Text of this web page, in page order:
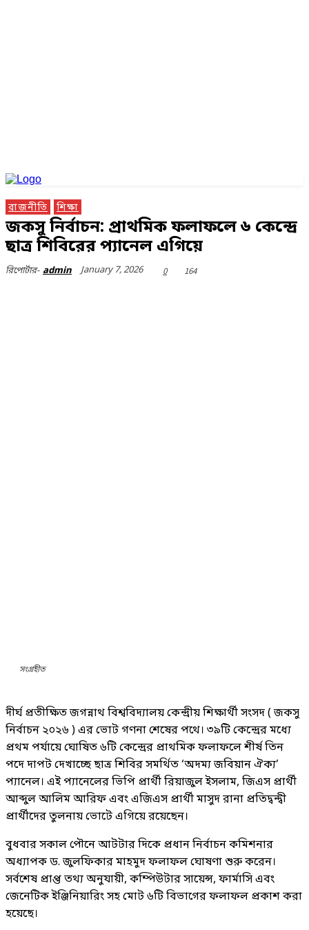
রাজনীতি শিক্ষা
জকসু নির্বাচন: প্রাথমিক ফলাফলে ৬ কেন্দ্রে
ছাত্র শিবিরের প্যানেল এগিয়ে
রিপোর্টার- admin January 7, 2026 0 164
সংগ্রহীত
দীর্ঘ প্রতীক্ষিত জগন্নাথ বিশ্ববিদ্যালয় কেন্দ্রীয় শিক্ষার্থী সংসদ ( জকসু
নির্বাচন ২০২৬ ) এর ভোট গণনা শেষের পথে। ৩৯টি কেন্দ্রের মধ্যে
প্রথম পর্যায়ে ঘোষিত ৬টি কেন্দ্রের প্রাথমিক ফলাফলে শীর্ষ তিন
পদে দাপট দেখাচ্ছে ছাত্র শিবির সমর্থিত ‘অদম্য জবিয়ান ঐক্য’
প্যানেল। এই প্যানেলের ভিপি প্রার্থী রিয়াজুল ইসলাম, জিএস প্রার্থী
আব্দুল আলিম আরিফ এবং এজিএস প্রার্থী মাসুদ রানা প্রতিদ্বন্দ্বী
প্রার্থীদের তুলনায় ভোটে এগিয়ে রয়েছেন।
বুধবার সকাল পৌনে আটটার দিকে প্রধান নির্বাচন কমিশনার
অধ্যাপক ড. জুলফিকার মাহমুদ ফলাফল ঘোষণা শুরু করেন।
সর্বশেষ প্রাপ্ত তথ্য অনুযায়ী, কম্পিউটার সায়েন্স, ফার্মাসি এবং
জেনেটিক ইঞ্জিনিয়ারিং সহ মোট ৬টি বিভাগের ফলাফল প্রকাশ করা
হয়েছে।